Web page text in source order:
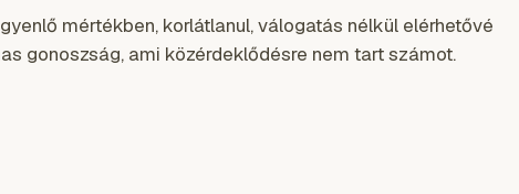
mértékben, korlátlanul, válogatás nélkül elérhetővé
gonoszság, ami közérdeklődésre nem tart számot.